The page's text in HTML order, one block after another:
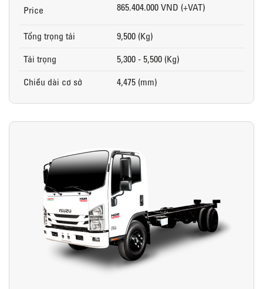
Price 865.404.000 VND (+VAT)
Tổng trọng tải
9,500 (Kg)
Tải trọng
5,300 - 5,500 (Kg)
Chiều dài cơ sở
4,475 (mm)